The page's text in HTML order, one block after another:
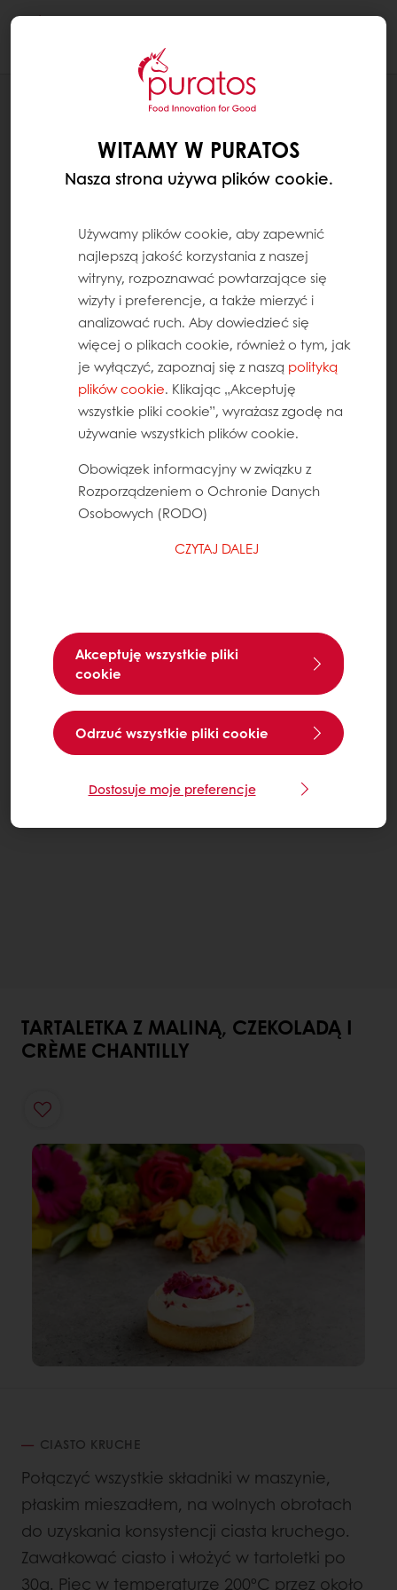
RECEPTURY
TARTALETKA Z MALINĄ, CZEKOLADĄ I
CRÈME CHANTILLY
CIASTO KRUCHE
Połączyć wszystkie składniki w maszynie,
płaskim mieszadłem, na wolnych obrotach
do uzyskania konsystencji ciasta kruchego.
Zawałkować ciasto i włożyć w tartoletki po
30g. Piec w temperaturze 200ºC przez około
WITAMY W PURATOS
Nasza strona używa plików cookie.
Używamy plików cookie, aby zapewnić
najlepszą jakość korzystania z naszej
witryny, rozpoznawać powtarzające się
wizyty i preferencje, a także mierzyć i
analizować ruch. Aby dowiedzieć się
więcej o plikach cookie, również o tym, jak
je wyłączyć, zapoznaj się z naszą polityką
plików cookie. Klikając „Akceptuję
wszystkie pliki cookie”, wyrażasz zgodę na
używanie wszystkich plików cookie.
Obowiązek informacyjny w związku z
Rozporządzeniem o Ochronie Danych
Osobowych (RODO)
CZYTAJ DALEJ
Akceptuję wszystkie pliki
cookie
Odrzuć wszystkie pliki cookie
Dostosuje moje preferencje